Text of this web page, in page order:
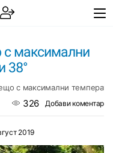
с максимални
38°
с максимални
326 Добави коментар
2019